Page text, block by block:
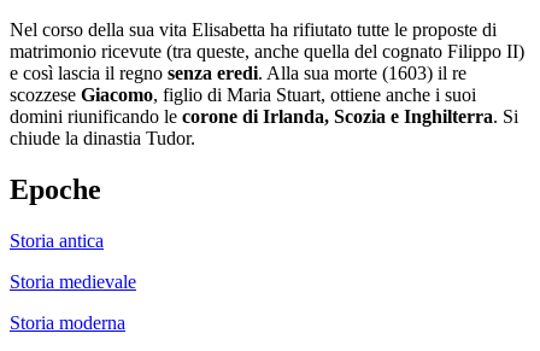
Nel corso della sua vita Elisabetta ha rifiutato tutte le proposte di
matrimonio ricevute (tra queste, anche quella del cognato Filippo II)
e così lascia il regno senza eredi. Alla sua morte (1603) il re
scozzese Giacomo, figlio di Maria Stuart, ottiene anche i suoi
domini riunificando le corone di Irlanda, Scozia e Inghilterra. Si
chiude la dinastia Tudor.
Epoche
Storia antica
Storia medievale
Storia moderna